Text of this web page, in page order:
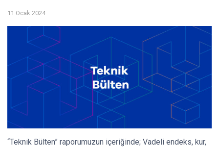
11 Ocak 2024
“Teknik Bülten” raporumuzun içeriğinde; Vadeli endeks, kur,